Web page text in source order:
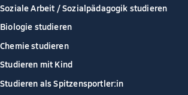
Soziale Arbeit / Sozialpädagogik studieren
Biologie studieren
Chemie studieren
Studieren mit Kind
Studieren als Spitzensportler:in